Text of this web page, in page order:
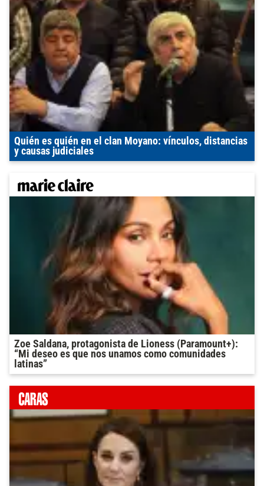
Quién es quién en el clan Moyano: vínculos, distancias
y causas judiciales
Zoe Saldana, protagonista de Lioness (Paramount+):
“Mi deseo es que nos unamos como comunidades
latinas”